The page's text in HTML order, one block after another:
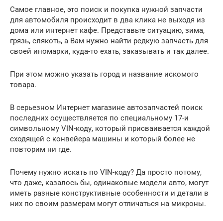
Самое главное, это поиск и покупка нужной запчасти
для автомобиля происходит в два клика не выходя из
дома или интернет кафе. Представьте ситуацию, зима,
грязь, слякоть, а Вам нужно найти редкую запчасть для
своей иномарки, куда-то ехать, заказывать и так далее.
При этом можно указать город и название искомого
товара.
В серьезном Интернет магазине автозапчастей поиск
последних осуществляется по специальному 17-и
символьному VIN-коду, который присваивается каждой
сходящей с конвейера машины и который более не
повторим ни где.
Почему нужно искать по VIN-коду? Да просто потому,
что даже, казалось бы, одинаковые модели авто, могут
иметь разные конструктивные особенности и детали в
них по своим размерам могут отличаться на микроны.